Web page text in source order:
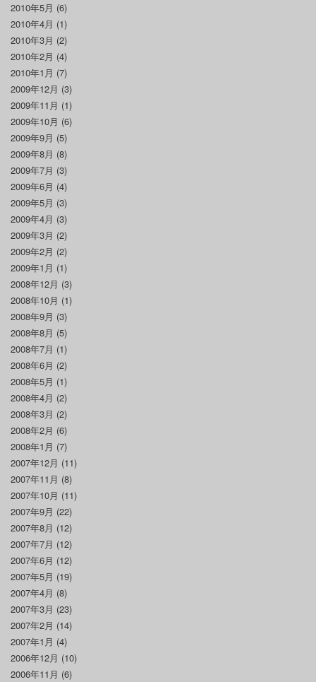
2010年5月 (6)
2010年4月 (1)
2010年3月 (2)
2010年2月 (4)
2010年1月 (7)
2009年12月 (3)
2009年11月 (1)
2009年10月 (6)
2009年9月 (5)
2009年8月 (8)
2009年7月 (3)
2009年6月 (4)
2009年5月 (3)
2009年4月 (3)
2009年3月 (2)
2009年2月 (2)
2009年1月 (1)
2008年12月 (3)
2008年10月 (1)
2008年9月 (3)
2008年8月 (5)
2008年7月 (1)
2008年6月 (2)
2008年5月 (1)
2008年4月 (2)
2008年3月 (2)
2008年2月 (6)
2008年1月 (7)
2007年12月 (11)
2007年11月 (8)
2007年10月 (11)
2007年9月 (22)
2007年8月 (12)
2007年7月 (12)
2007年6月 (12)
2007年5月 (19)
2007年4月 (8)
2007年3月 (23)
2007年2月 (14)
2007年1月 (4)
2006年12月 (10)
2006年11月 (6)